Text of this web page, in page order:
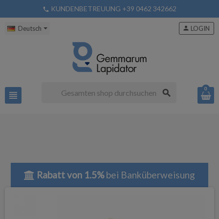
phone KUNDENBETREUUNG +39 0462 342662
Deutsch
view_headline search
person LOGIN
0
Rabatt von 1.5%bei Banküberweisung